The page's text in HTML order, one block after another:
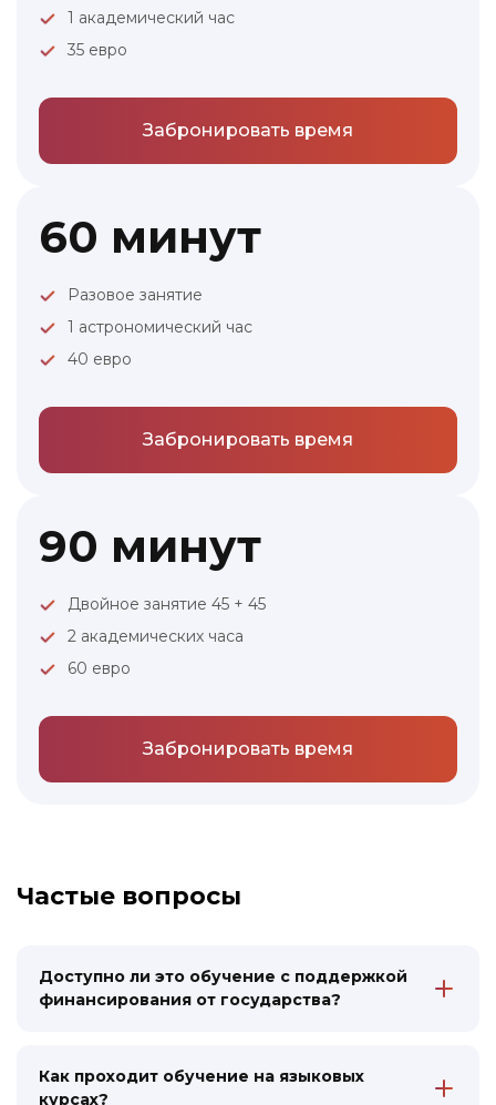
1 академический час
35 евро
Забронировать время
60 минут
Разовое занятие
1 астрономический час
40 евро
Забронировать время
90 минут
Двойное занятие 45 + 45
2 академических часа
60 евро
Забронировать время
Частые вопросы
Доступно ли это обучение с поддержкой
финансирования от государства?
которых разным категориям заявителей
доступно финансирование обучения,
Как проходит обучение на языковых
курсах?